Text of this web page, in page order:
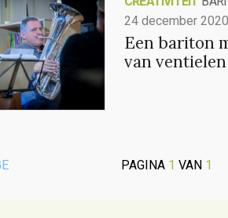
24 december 2020
Een bariton
van ventielen
PAGINA 1 VAN 1